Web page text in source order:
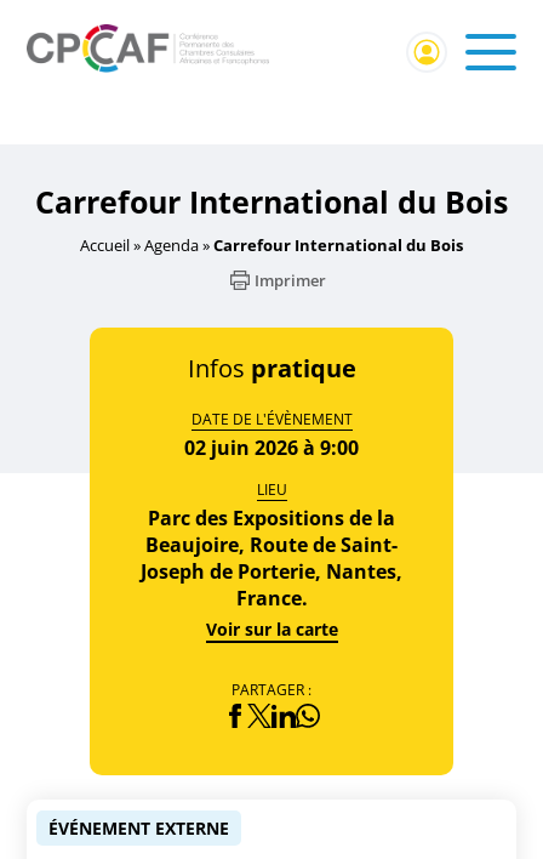
Bois
Carrefour International du Bois
Accueil»Agenda»Carrefour International du Bois
Imprimer
Infos pratique
DATE DE L'ÉVÈNEMENT
02 juin 2026 à 9:00
LIEU
Parc des Expositions de la
Beaujoire, Route de Saint-
Joseph de Porterie, Nantes,
France.
Voir sur la carte
PARTAGER :
ÉVÉNEMENT EXTERNE